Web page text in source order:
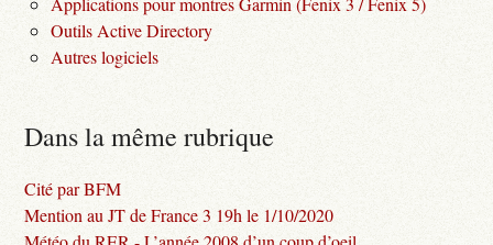
Outils Active Directory
Autres logiciels
Dans la même rubrique
Cité par BFM
Mention au JT de France 3 19h le 1/10/2020